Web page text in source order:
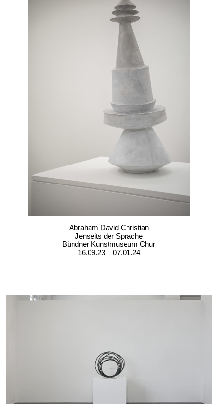
Abraham David Christian
Jenseits der Sprache
Bündner Kunstmuseum Chur
16.09.23 – 07.01.24